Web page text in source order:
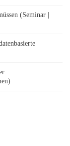
(Seminar |